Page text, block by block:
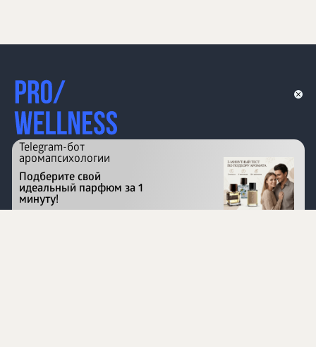
Перейти на сайт
Telegram-бот
аромапсихологии
Подберите свой
идеальный парфюм за 1
минуту!